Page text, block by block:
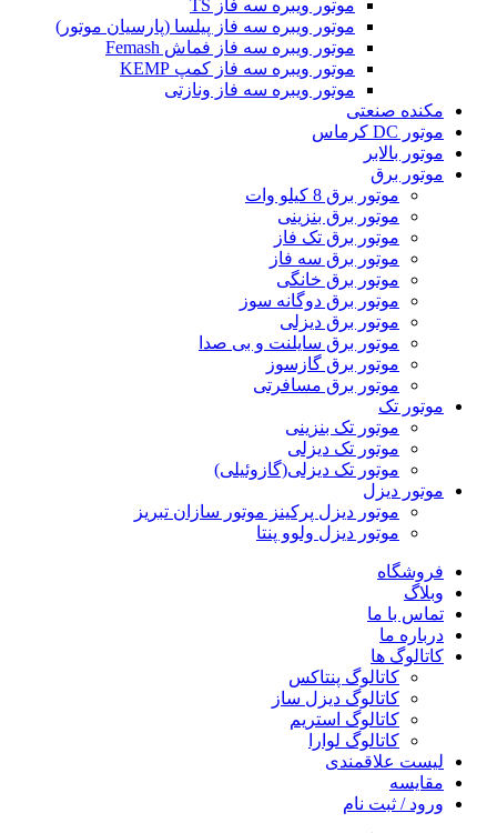
موتور ویبره سه فاز TS
موتور ویبره سه فاز پیلسا (پارسیان موتور)
موتور ویبره سه فاز فماش Femash
موتور ویبره سه فاز کمپ KEMP
موتور ویبره سه فاز ونازتی
مکنده صنعتی
موتور DC کرماس
موتور بالابر
موتور برق
موتور برق 8 کیلو وات
موتور برق بنزینی
موتور برق تک فاز
موتور برق سه فاز
موتور برق خانگی
موتور برق دوگانه سوز
موتور برق دیزلی
موتور برق سایلنت و بی صدا
موتور برق گازسوز
موتور برق مسافرتی
موتور تک
موتور تک بنزینی
موتور تک دیزلی
موتور تک دیزلی(گازوئیلی)
موتور دیزل
موتور دیزل پرکینز موتور سازان تبریز
موتور دیزل ولوو پنتا
فروشگاه
وبلاگ
تماس با ما
درباره ما
کاتالوگ ها
کاتالوگ پنتاکس
کاتالوگ دیزل ساز
کاتالوگ استریم
کاتالوگ لوارا
لیست علاقمندی
مقایسه
ورود / ثبت نام